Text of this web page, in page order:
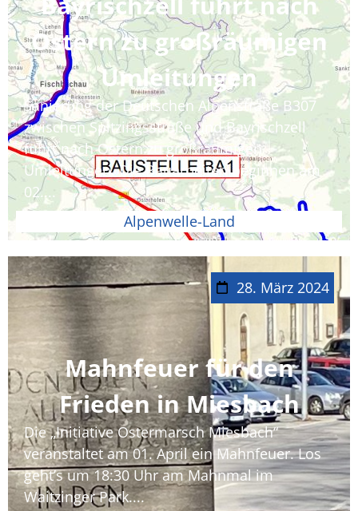
Ostern zu großräumigen
Umleitungen
Sanierung der Deutschen Alpenstraße B307
zwischen Spitzingsstraße und Bayrischzell
führt nach Ostern zu großräumigen
Umleitungen. Die Bauarbeiten beginnen am
02....
Alpenwelle-Land
28. März 2024
Mahnfeuer für den
Frieden in Miesbach
Die „Initiative Ostermarsch Miesbach“
veranstaltet am 01. April ein Mahnfeuer. Los
geht’s um 18:30 Uhr am Mahnmal im
Waitzinger Park....